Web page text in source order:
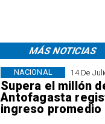
MÁS NOTICIAS
14 De
Supera el millón
Antofagasta
ingreso promedio
NACIONAL